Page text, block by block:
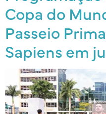
Copa do
Passeio
Sapiens em